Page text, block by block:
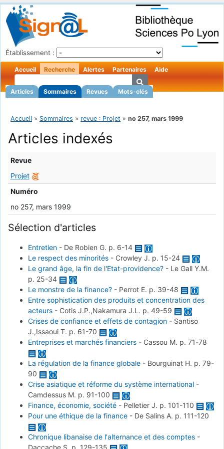
Établissement :
Accueil Recherche
Articles Sommaires Revues Mots-clés
Alertes Partenaires Aide
Accueil » Sommaires » revue : Projet » no 257, mars 1999
Articles indexés
Revue
Projet
Numéro
no 257, mars 1999
Sélection d'articles
Entretien - De Robien G. p. 6-14
Le respect des minorités - Crowley J. p. 15-24
Le grand âge, la fin de l'Etat-providence? - Le Gall Y.M.
p. 25-34
Le monstre de la finance? - Perrot E. p. 39-48
Entre sophistication des produits et concentration des
acteurs - Cotis J.P.,Nakamura J.L. p. 49-59
Crises de confiance et effets de contagion - Santiso
J.,Issaoui T. p. 61-70
Entreprises et marchés financiers - Cassou M. p. 71-78
La régulation de la finance globale - Bourguinat H. p. 79-
90
Crise asiatique et réforme du système international -
Camdessus M. p. 91-100
Finance, économie, société - Pelletier J. p. 101-110
Pour une éthique de la finance - De Salins A. p. 111-120
Chronique libanaise de l'alternance et des comptes -